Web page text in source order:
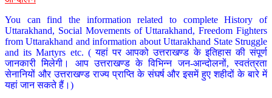
You can find the information related to complete History of
Uttarakhand, Social Movements of Uttarakhand, Freedom Fighters
from Uttarakhand and information about Uttarakhand State Struggle
and its Martyrs etc. ( यहां पर आपको उत्तराखण्ड के इतिहास की संपूर्ण
जानकारी मिलेगी। आप उत्तराखण्ड के विभिन्न जन-आन्दोलनों, स्वतंत्रता
सेनानियों और उत्तराखण्ड राज्य प्राप्ति के संघर्ष और इसमें हुए शहीदों के बारे में
यहां जान सकते हैं।)